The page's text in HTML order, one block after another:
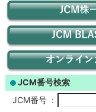
ョ
ン
JCM番号検索
JCM番号 :